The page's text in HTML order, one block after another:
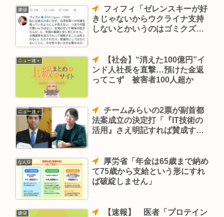
嫌儲
きじゃないからウクライナ支持
しないとかいうのはゴミクズ」
ニュー速＋
ンド人社長を直撃…預けた金返
ってこず 被害者100人超か
ニュー速＋
チームみらいの2票が副首都
法案成立の決定打「『IT技術の
活用』さえ明記すれば賛成する
なんG
て75歳から支給という形にすれ
ば破綻しません」
嫌儲